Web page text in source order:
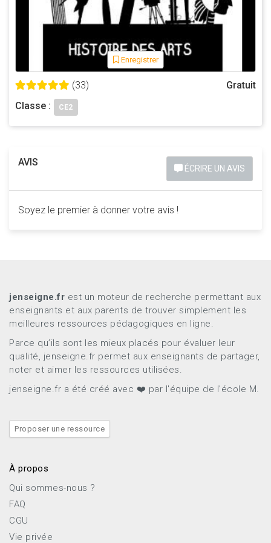
Et si j’étais historien !! « exo je suis un historien.doc »
Séance 2
Comprendre que nos connaissances évoluent grâce à la
découverte de nouveaux vestiges.
Déroulement
En quoi consiste son travail ?
(avant l’écriture) ?
Activité 2 :découpe et remets dans l’ordre les
activités des archéologues.
Trace écrite
L’histoire c’est la connaissance du passé.
laissées par les peuples du passé.
l’étude des vestiges (restes du passé : monuments, objets,
Document
Images séquentielles (exercice issu de la banque
Séance 3
Enregistrer
(33)
Gratuit
Classe :
CE2
AVIS
ÉCRIRE UN AVIS
Soyez le premier à donner votre avis !
jenseigne.fr est un moteur de recherche permettant aux
enseignants et aux parents de trouver simplement les
meilleures ressources pédagogiques en ligne.
Parce qu’ils sont les mieux placés pour évaluer leur
qualité, jenseigne.fr permet aux enseignants de partager,
noter et aimer les ressources utilisées.
jenseigne.fr a été créé avec ❤️ par l'équipe de l'école M.
Proposer une ressource
À propos
Qui sommes-nous ?
FAQ
CGU
Vie privée